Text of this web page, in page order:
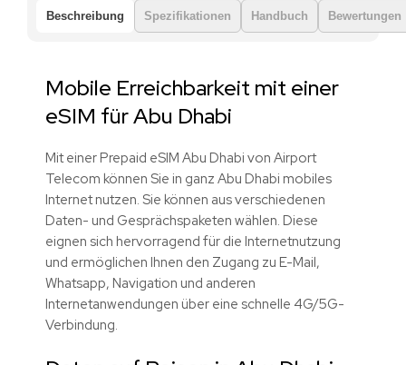
Beschreibung Spezifikationen Handbuch Bewertungen
Mobile Erreichbarkeit mit einer
eSIM für Abu Dhabi
Mit einer Prepaid eSIM Abu Dhabi von Airport
Telecom können Sie in ganz Abu Dhabi mobiles
Internet nutzen. Sie können aus verschiedenen
Daten- und Gesprächspaketen wählen. Diese
eignen sich hervorragend für die Internetnutzung
und ermöglichen Ihnen den Zugang zu E-Mail,
Whatsapp, Navigation und anderen
Internetanwendungen über eine schnelle 4G/5G-
Verbindung.